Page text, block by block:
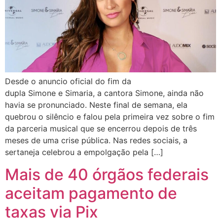
Desde o anuncio oficial do fim da
dupla Simone e Simaria, a cantora Simone, ainda não
havia se pronunciado. Neste final de semana, ela
quebrou o silêncio e falou pela primeira vez sobre o fim
da parceria musical que se encerrou depois de três
meses de uma crise pública. Nas redes sociais, a
sertaneja celebrou a empolgação pela […]
Mais de 40 órgãos federais
aceitam pagamento de
taxas via Pix